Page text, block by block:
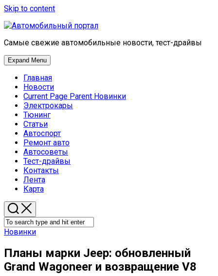
Skip to content
Самые свежие автомобильные новости, тест-драйвы
Expand Menu
Главная
Новости
Current Page Parent Новинки
Электрокары
Тюнинг
Статьи
Автоспорт
Ремонт авто
Автосоветы
Тест-драйвы
Контакты
Лента
Карта
Новинки
Планы марки Jeep: обновленный
Grand Wagoneer и возвращение V8